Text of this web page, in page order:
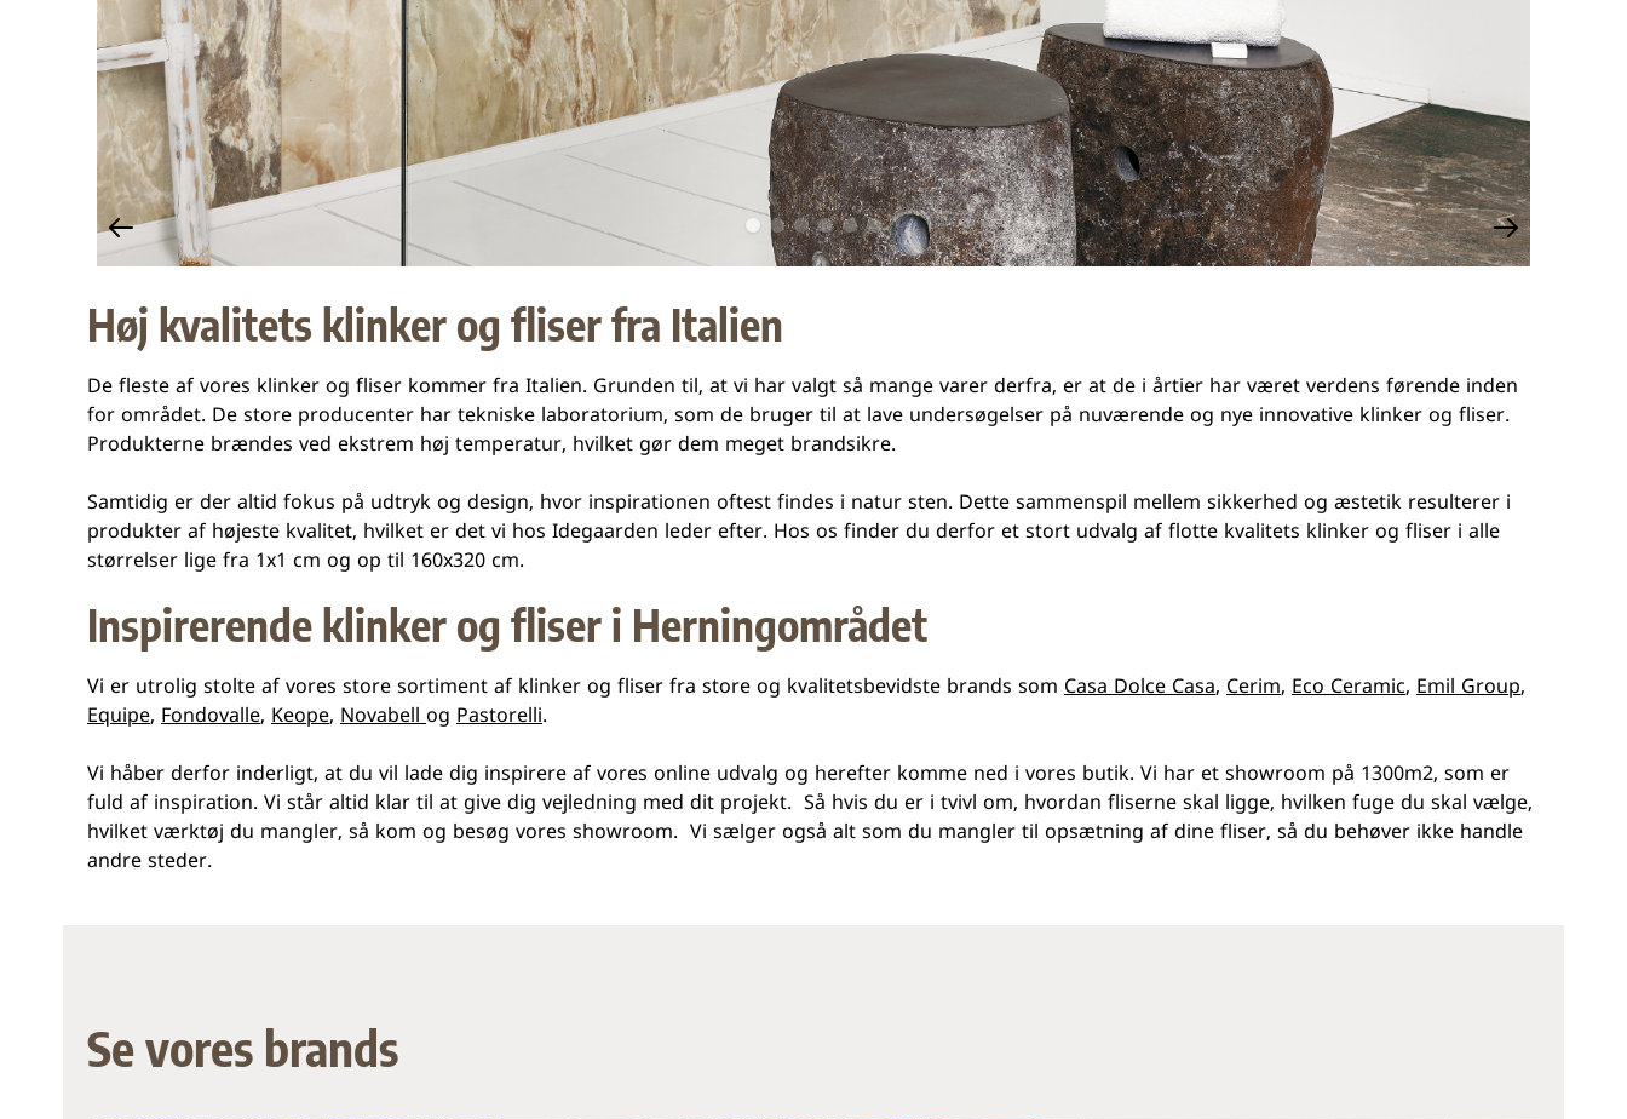
Høj kvalitets klinker og fliser fra Italien
De fleste af vores klinker og fliser kommer fra Italien. Grunden til, at vi har valgt så mange varer derfra, er at de i årtier har været verdens førende inden
for området. De store producenter har tekniske laboratorium, som de bruger til at lave undersøgelser på nuværende og nye innovative klinker og fliser.
Produkterne brændes ved ekstrem høj temperatur, hvilket gør dem meget brandsikre.
Samtidig er der altid fokus på udtryk og design, hvor inspirationen oftest findes i natur sten. Dette sammenspil mellem sikkerhed og æstetik resulterer i
produkter af højeste kvalitet, hvilket er det vi hos Idegaarden leder efter. Hos os finder du derfor et stort udvalg af flotte kvalitets klinker og fliser i alle
størrelser lige fra 1x1 cm og op til 160x320 cm.
Inspirerende klinker og fliser i Herningområdet
Vi er utrolig stolte af vores store sortiment af klinker og fliser fra store og kvalitetsbevidste brands som Casa Dolce Casa, Cerim, Eco Ceramic, Emil Group,
Equipe, Fondovalle, Keope, Novabellog Pastorelli.
Vi håber derfor inderligt, at du vil lade dig inspirere af vores online udvalg og herefter komme ned i vores butik. Vi har et showroom på 1300m2, som er
fuld af inspiration. Vi står altid klar til at give dig vejledning med dit projekt. Så hvis du er i tvivl om, hvordan fliserne skal ligge, hvilken fuge du skal vælge,
hvilket værktøj du mangler, så kom og besøg vores showroom. Vi sælger også alt som du mangler til opsætning af dine fliser, så du behøver ikke handle
andre steder.
Se vores brands